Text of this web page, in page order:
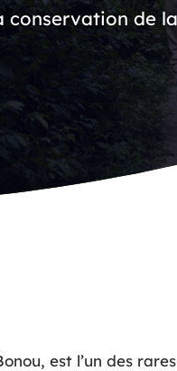
conservation de la
est l’un des